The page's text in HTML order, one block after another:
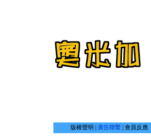
版權聲明 | 廣告聯繫 | 會員反應